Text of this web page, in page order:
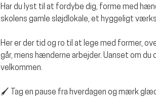
Har du lyst til at fordybe dig, forme med
skolens gamle sløjdlokale, et hyggeligt
Her er der tid og ro til at lege med former,
går, mens hænderne arbejder. Uanset om
velkommen.
🖌️ Tag en pause fra hverdagen og mærk